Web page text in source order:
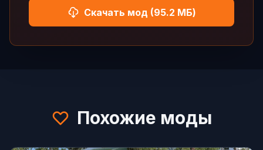
Скачать мод (95.2 МБ)
Похожие моды